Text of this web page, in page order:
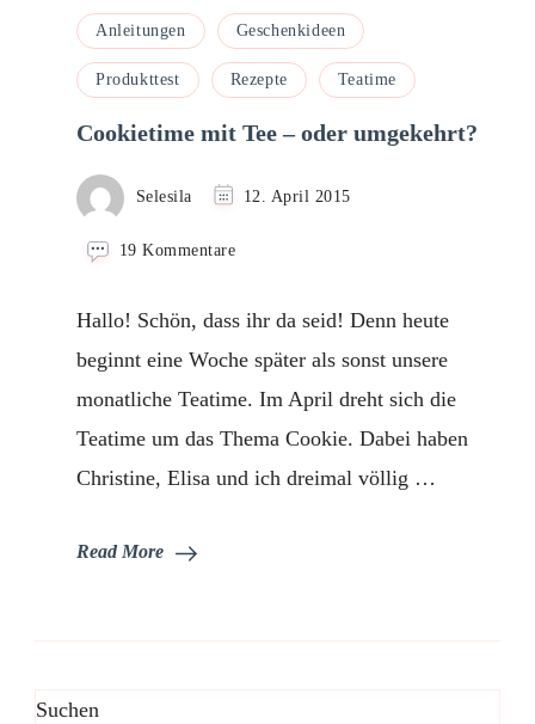
Anleitungen Geschenkideen
Produkttest Rezepte Teatime
Cookietime mit Tee – oder umgekehrt?
Selesila 12. April 2015
19 Kommentarezu
Tee
oder
umgekehrt?
Hallo! Schön, dass ihr da seid! Denn heute
beginnt eine Woche später als sonst unsere
monatliche Teatime. Im April dreht sich die
Teatime um das Thema Cookie. Dabei haben
Christine, Elisa und ich dreimal völlig …
Read More
Suchen